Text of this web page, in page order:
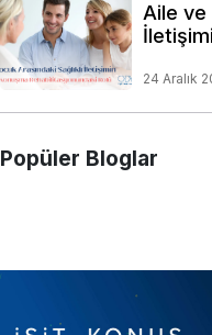
Aile ve
24 Aralık
Popüler Bloglar